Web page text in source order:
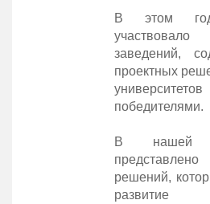
В этом
заведений,
проектных
победителями.
В нашей
решений,
развитие